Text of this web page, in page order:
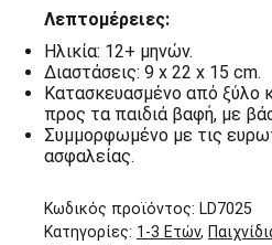
Λεπτομέρειες:
Ηλικία: 12+ μηνών.
Διαστάσεις: 9 x 22 x 15 cm.
Κατασκευασμένο από ξύλο
προς τα παιδιά βαφή, με
Συμμορφωμένο με τις
ασφαλείας.
Κωδικός προϊόντος: LD7025
Κατηγορίες: 1-3 Ετών,